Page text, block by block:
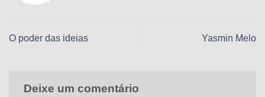
O poder das ideias Yasmin Melo
Deixe um comentário